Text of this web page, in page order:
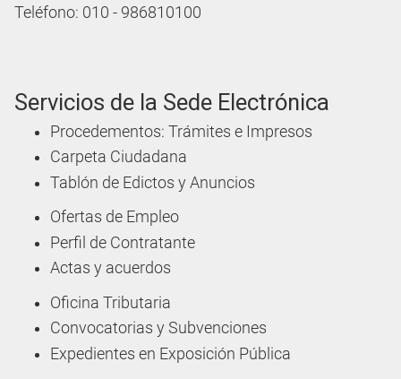
Teléfono: 010 - 986810100
Servicios de la Sede Electrónica
Procedementos: Trámites e Impresos
Carpeta Ciudadana
Tablón de Edictos y Anuncios
Ofertas de Empleo
Perfil de Contratante
Actas y acuerdos
Oficina Tributaria
Convocatorias y Subvenciones
Expedientes en Exposición Pública